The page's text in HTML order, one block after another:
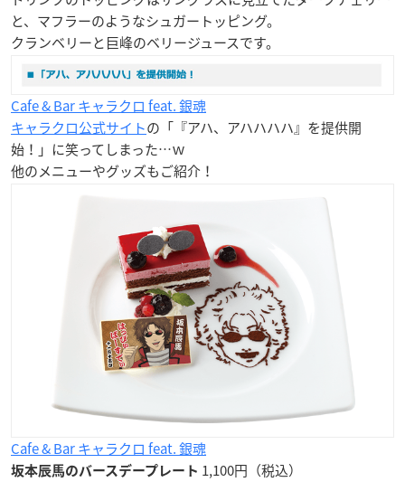
と、マフラーのようなシュガートッピング。
クランベリーと巨峰のベリージュースです。
Cafe & Bar キャラクロ feat. 銀魂
キャラクロ公式サイトの「『アハ、アハハハハ』を提供開
始！」に笑ってしまった…ｗ
他のメニューやグッズもご紹介！
Cafe & Bar キャラクロ feat. 銀魂
坂本辰馬のバースデープレート 1,100円（税込）